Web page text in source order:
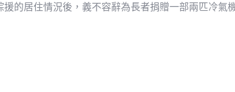
的居住情況後，義不容辭為長者捐贈一部兩匹冷氣